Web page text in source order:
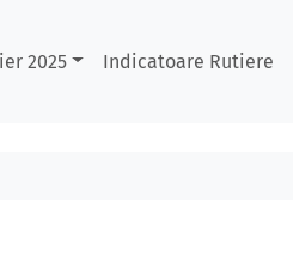
2025 Indicatoare Rutiere